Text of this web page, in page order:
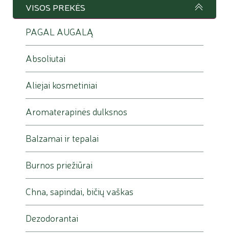
VISOS PREKĖS
PAGAL AUGALĄ
Absoliutai
Aliejai kosmetiniai
Aromaterapinės dulksnos
Balzamai ir tepalai
Burnos priežiūrai
Chna, sapindai, bičių vaškas
Dezodorantai